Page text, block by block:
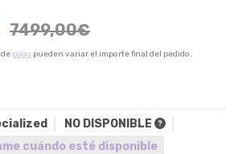
7499,00€
pago pueden variar el importe final del pedido.
NO DISPONIBLE
cuándo esté disponible